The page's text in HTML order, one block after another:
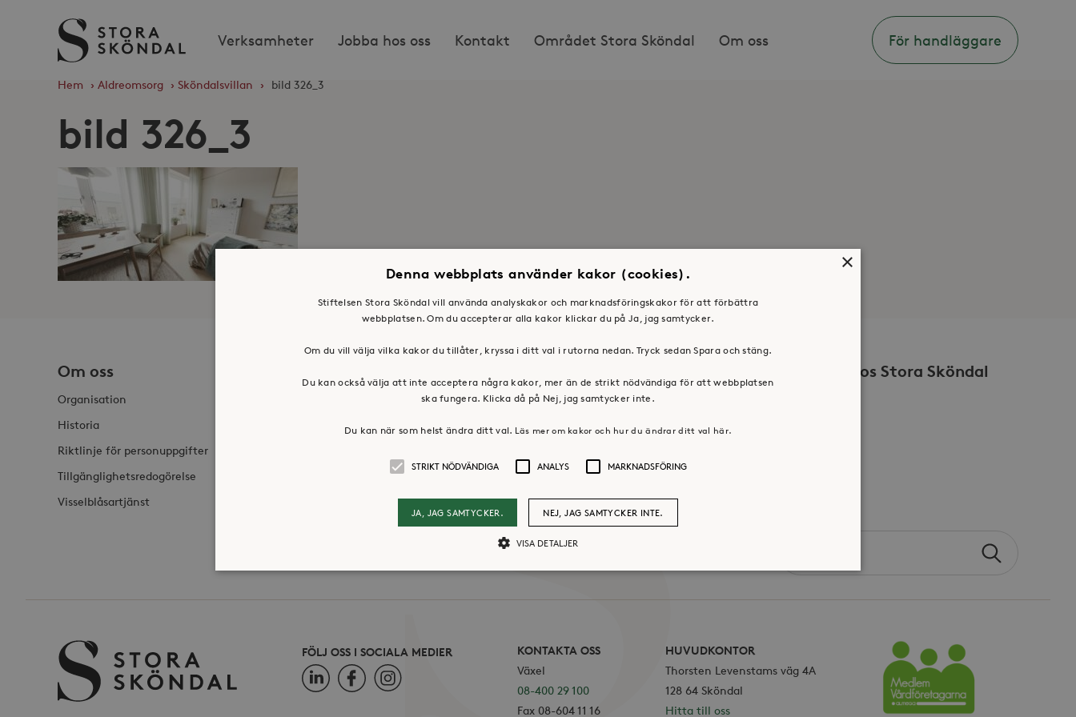
Stora
Sköndal
Verksamheter Jobba hos oss Kontakt Området Stora Sköndal Om oss För handläggare
Hem › Äldreomsorg › Sköndalsvillan › bild 326_3
bild 326_3
Om oss
Organisation
Historia
Riktlinje för personuppgifter
Tillgänglighetsredogörelse
Visselblåsartjänst
Volontär hos Stora Sköndal
the
Sök
FÖLJ OSS I SOCIALA MEDIER
LinkedInFacebookInstagram
KONTAKTA OSS
Växel
08-400 29 100
Fax 08-604 11 16
HUVUDKONTOR
Thorsten Levenstams väg 4A
128 64 Sköndal
Hitta till oss
Vårdföretagarna
×
Denna webbplats använder kakor (cookies).
Stiftelsen Stora Sköndal vill använda analyskakor och marknadsföringskakor för att förbättra
webbplatsen. Om du accepterar alla kakor klickar du på Ja, jag samtycker.
Om du vill välja vilka kakor du tillåter, kryssa i ditt val i rutorna nedan. Tryck sedan Spara och stäng.
Du kan också välja att inte acceptera några kakor, mer än de strikt nödvändiga för att webbplatsen
ska fungera. Klicka då på Nej, jag samtycker inte.
Du kan när som helst ändra ditt val. Läs mer om kakor och hur du ändrar ditt val här.
STRIKT NÖDVÄNDIGA ANALYS MARKNADSFÖRING
JA, JAG SAMTYCKER. NEJ, JAG SAMTYCKER INTE.
VISA DETALJER
Strikt nödvändiga Analys Marknadsföring
ordentligt utan strikt nödvändiga cookies.
Leverantör /
Domän
Beskrivning
Cookien är inställd så att Hotjar kan spåra början av användarens resa för